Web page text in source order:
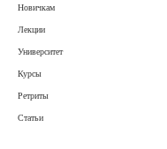
Новичкам
Лекции
Университет
Курсы
Ретриты
Статьи